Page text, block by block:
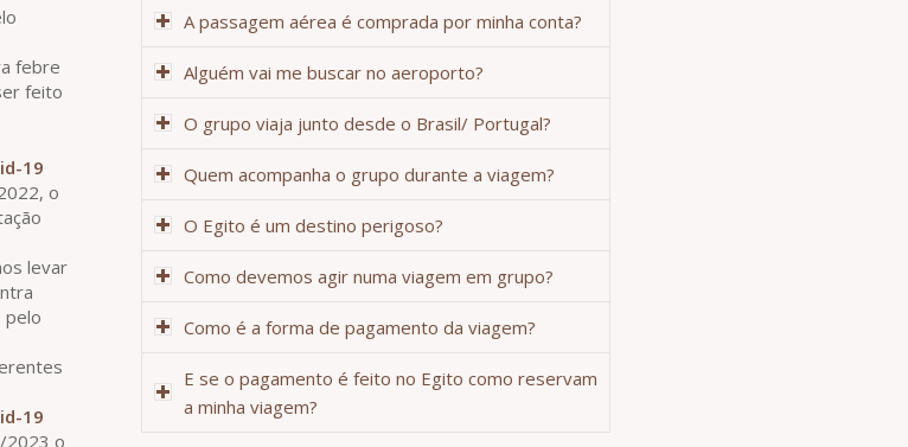
febre
feito
19
o
levar
pelo
19
2023 o
A passagem aérea é comprada por minha conta?
Alguém vai me buscar no aeroporto?
O grupo viaja junto desde o Brasil/ Portugal?
Quem acompanha o grupo durante a viagem?
O Egito é um destino perigoso?
Como devemos agir numa viagem em grupo?
Como é a forma de pagamento da viagem?
E se o pagamento é feito no Egito como reservam
a minha viagem?